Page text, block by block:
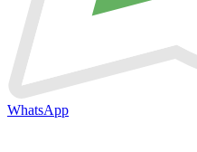
WhatsApp